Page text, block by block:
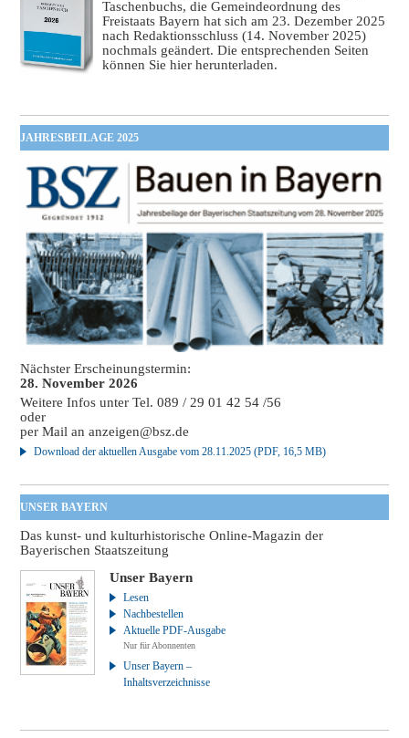
Taschenbuchs, die Gemeindeordnung des
Freistaats Bayern hat sich am 23. Dezember 2025
nach Redaktionsschluss (14. November 2025)
nochmals geändert. Die entsprechenden Seiten
können Sie hier herunterladen.
JAHRESBEILAGE 2025
Nächster Erscheinungstermin:
28. November 2026
Weitere Infos unter Tel. 089 / 29 01 42 54 /56
oder
per Mail ananzeigen@bsz.de
Download der aktuellen Ausgabe vom 28.11.2025 (PDF, 16,5 MB)
UNSER BAYERN
Das kunst- und kulturhistorische Online-Magazin der
Bayerischen Staatszeitung
Unser Bayern
Lesen
Nachbestellen
Aktuelle PDF-Ausgabe
Nur für Abonnenten
Unser Bayern –
Inhaltsverzeichnisse